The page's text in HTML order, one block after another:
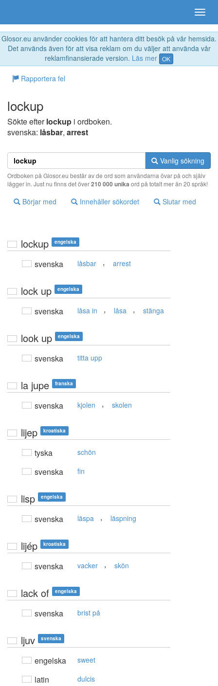
Glosor.eu använder cookies för att hantera ditt besök på vår hemsida.
Det används även för att visa reklam om du väljer att använda vår
reklamfinansierade version. Läs mer OK
Rapportera fel
lockup
Sökte efterlockup i ordboken.
svenska: låsbar, arrest
Vanlig sökning
Ordboken på Glosor.eu består av de ord som användarna övar på och själv
lägger in. Just nu finns det över210 000 unika ord på totalt mer än 20 språk!
Börjar med Innehåller sökordet Slutar med
lockup engelska
svenska låsbar , arrest
lock up engelska
svenska låsa in , låsa , stänga
look up engelska
svenska titta upp
la jupe franska
svenska kjolen , skolen
lijep kroatiska
tyska schön
svenska fin
lisp engelska
svenska läspa , läspning
lijép kroatiska
svenska vacker , skön
lack of engelska
svenska brist på
ljuv svenska
engelska sweet
latin dulcis